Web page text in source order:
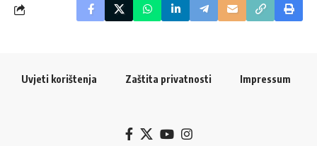
Uvjeti korištenja Zaštita privatnosti Impressum